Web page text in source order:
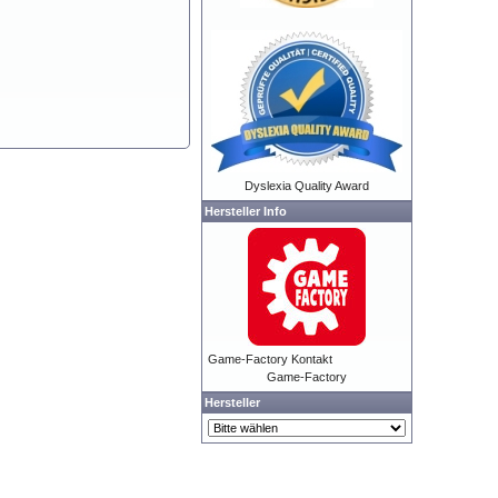
Dyslexia Quality Award
Hersteller Info
Game-Factory Kontakt
Game-Factory
Hersteller